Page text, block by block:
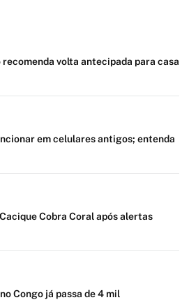
volta antecipada para casa
em celulares antigos; entenda
Cobra Coral após alertas
Congo já passa de 4 mil